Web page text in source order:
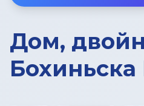
Квартиры в Любляне
Дом,
Бохиньска